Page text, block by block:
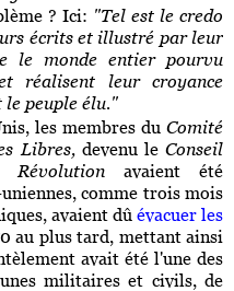
? Ici: "Tel est le credo
écrits et illustré par leur
le monde entier pourvu
réalisent leur croyance
le peuple élu."
les membres du Comité
Libres, devenu leConseil
Révolutionavaient été
comme trois mois
avaient dû évacuer les
au plus tard, mettant ainsi
avait été l'une des
militaires et civils, de